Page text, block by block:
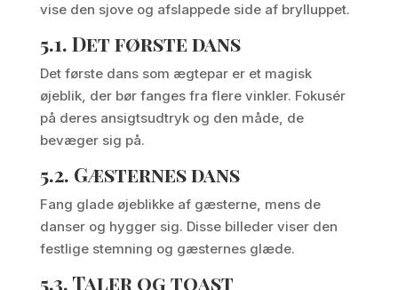
vise den sjove og afslappede side af brylluppet.
5.1. Det første dans
Det første dans som ægtepar er et magisk
øjeblik, der bør fanges fra flere vinkler. Fokusér
på deres ansigtsudtryk og den måde, de
bevæger sig på.
5.2. Gæsternes dans
Fang glade øjeblikke af gæsterne, mens de
danser og hygger sig. Disse billeder viser den
festlige stemning og gæsternes glæde.
5.3.Taler og toast